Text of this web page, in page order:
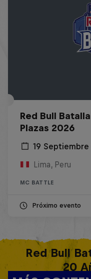
Red Bull
Plazas 2026
19 Septiembre
Lima, Peru
MC BATTLE
Próximo evento
Red Bull
20